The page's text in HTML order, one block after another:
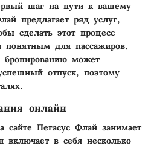
шаг на пути к вашему
предлагает ряд услуг,
сделать этот процесс
для пассажиров.
может
отпуск, поэтому
онлайн
сайте Пегасус Флай занимает
включает в себя несколько